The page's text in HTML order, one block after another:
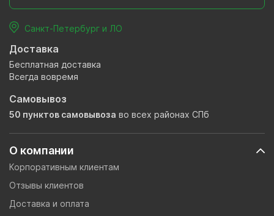
О компании
Корпоративным клиентам
Отзывы клиентов
Доставка и оплата
Санкт-Петербург и ЛО
Доставка
Бесплатная доставка
Всегда вовремя
Самовывоз
50 пунктов самовывоза во всех районах СПб